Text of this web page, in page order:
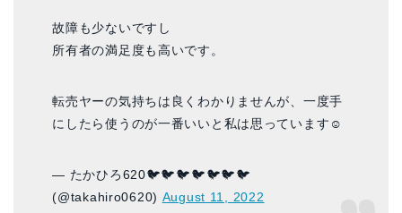
故障も少ないですし
所有者の満足度も高いです。
転売ヤーの気持ちは良くわかりませんが、一度手
にしたら使うのが一番いいと私は思っています☺️
— たかひろ620🐦🐦🐦🐦🐦🐦🐦
(@takahiro0620) August 11, 2022